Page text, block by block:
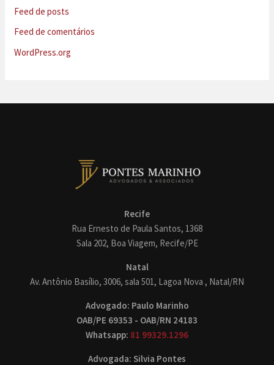
Feed de posts
Feed de comentários
WordPress.org
Recife
Rua Ernesto de Paula Santos, 1368
Sala 202, Boa Viagem, Recife/PE
Natal
Av. Antônio Basílio, 3006, sala 501, Lagoa Nova , Natal/RN
Advogado: Paulo Marinho
OAB/PE 69353 - OAB/RN 24183
Whatsapp: 81 99329.1296
Advogada: Silvia Pontes